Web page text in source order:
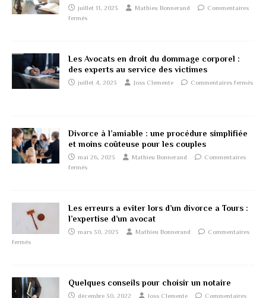
juillet 11, 2023 Mathieu Bonnerand
Commentaires
fermés
Les Avocats en droit du dommage corporel :
des experts au service des victimes
juillet 4, 2023 Joss Clemente Commentaires fermés
Divorce à l’amiable : une procédure simplifiée
et moins coûteuse pour les couples
mai 26, 2023 Mathieu Bonnerand
Commentaires
fermés
Les erreurs a eviter lors d’un divorce a Tours :
l’expertise d’un avocat
mars 30, 2023 Mathieu Bonnerand
Commentaires
fermés
Quelques conseils pour choisir un notaire
décembre 30, 2022 Joss Clemente
Commentaires